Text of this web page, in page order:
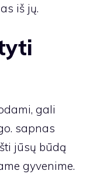
iš jų.
gali
sapnas
jūsų būdą
gyvenime.